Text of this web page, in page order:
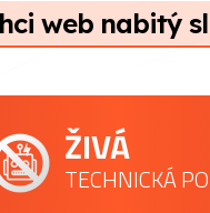
web nabitý
ŽIVÁ
TECHNICKÁ